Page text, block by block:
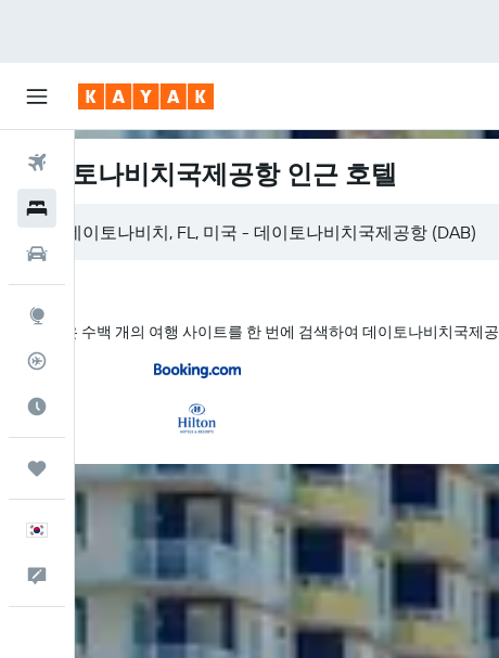
항공권
항공편 추적기
여행 가기 좋은 달
마이트립
한국어
피드백
데이토나비치국제공항 인근 호텔
KAYAK은 수백 개의 여행 사이트를 한 번에 검색하여 데이토나비치국제